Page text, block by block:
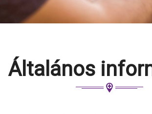
Általános